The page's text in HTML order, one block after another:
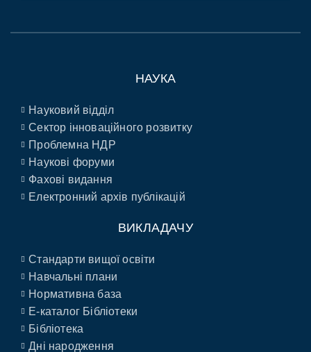
НАУКА
Науковий відділ
Сектор інноваційного розвитку
Проблемна НДР
Наукові форуми
Фахові видання
Електронний архів публікацій
ВИКЛАДАЧУ
Стандарти вищої освіти
Навчальні плани
Нормативна база
E-каталог Бібліотеки
Бібліотека
Дні народження